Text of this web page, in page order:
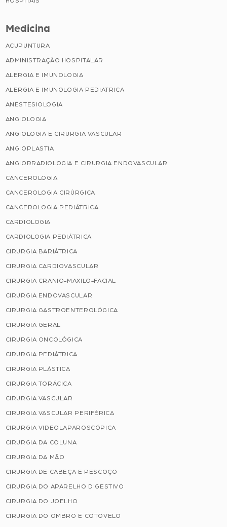
Medicina
ACUPUNTURA
ADMINISTRAÇÃO HOSPITALAR
ALERGIA E IMUNOLOGIA
ALERGIA E IMUNOLOGIA PEDIATRICA
ANESTESIOLOGIA
ANGIOLOGIA
ANGIOLOGIA E CIRURGIA VASCULAR
ANGIOPLASTIA
ANGIORRADIOLOGIA E CIRURGIA ENDOVASCULAR
CANCEROLOGIA
CANCEROLOGIA CIRÚRGICA
CANCEROLOGIA PEDIÁTRICA
CARDIOLOGIA
CARDIOLOGIA PEDIÁTRICA
CIRURGIA BARIÁTRICA
CIRURGIA CARDIOVASCULAR
CIRURGIA CRANIO-MAXILO-FACIAL
CIRURGIA ENDOVASCULAR
CIRURGIA GASTROENTEROLÓGICA
CIRURGIA GERAL
CIRURGIA ONCOLÓGICA
CIRURGIA PEDIÁTRICA
CIRURGIA PLÁSTICA
CIRURGIA TORÁCICA
CIRURGIA VASCULAR
CIRURGIA VASCULAR PERIFÉRICA
CIRURGIA VIDEOLAPAROSCÓPICA
CIRURGIA DA COLUNA
CIRURGIA DA MÃO
CIRURGIA DE CABEÇA E PESCOÇO
CIRURGIA DO APARELHO DIGESTIVO
CIRURGIA DO JOELHO
CIRURGIA DO OMBRO E COTOVELO